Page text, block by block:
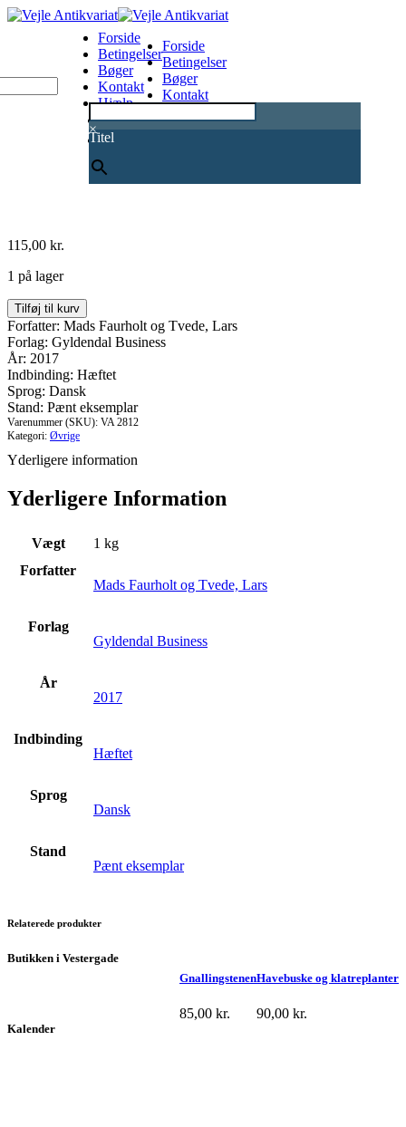
×
Titel
Forside
Betingelser
Bøger
Kontakt
Hjælp
0
Forside
Betingelser
Bøger
Kontakt
115,00 kr.
1 på lager
Iværksætter
-
Hvad
vi
lærte
af
at
starte
30
virksomheder
antal
Tilføj til kurv
Forfatter: Mads Faurholt og Tvede, Lars
Forlag: Gyldendal Business
År: 2017
Indbinding: Hæftet
Sprog: Dansk
Stand: Pænt eksemplar
Varenummer (SKU): VA 2812
Kategori: Øvrige
Yderligere information
Yderligere Information
Vægt
1 kg
Forfatter
Mads Faurholt og Tvede, Lars
Forlag
Gyldendal Business
År
2017
Indbinding
Hæftet
Sprog
Dansk
Stand
Pænt eksemplar
Relaterede produkter
Havebuske og klatreplanter
90,00 kr.
Gnallingstenen
85,00 kr.
Butikken i Vestergade
Kalender